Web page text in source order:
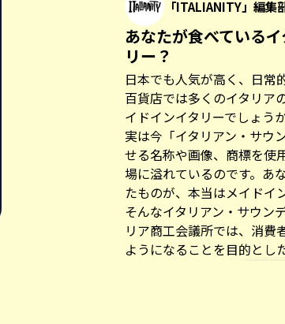
「ITALIANITY」編集
あなたが食べている
リー？
日本でも人気が高く、日常
百貨店では多くのイタリア
イドインイタリーでしょうか
実は今「イタリアン・サウ
せる名称や画像、商標を使
場に溢れているのです。あ
たものが、本当はメイドイ
そんなイタリアン・サウン
リア商工会議所では、消費
ようになることを目的とし